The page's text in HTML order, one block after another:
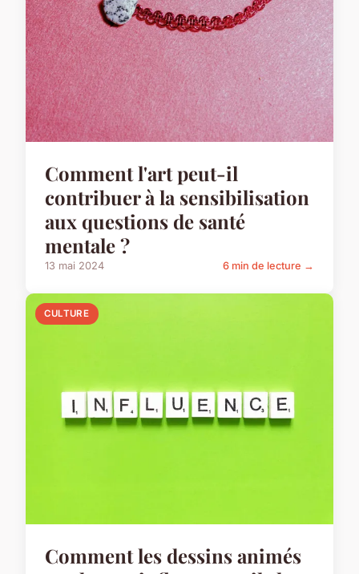
Comment l'art peut-il
contribuer à la sensibilisation
aux questions de santé
mentale ?
13 mai 2024 6 min de lecture →
CULTURE
Comment les dessins animés